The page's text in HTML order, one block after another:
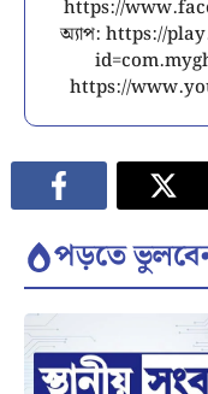
https://
অ্যাপ: https://
https://
পড়তে